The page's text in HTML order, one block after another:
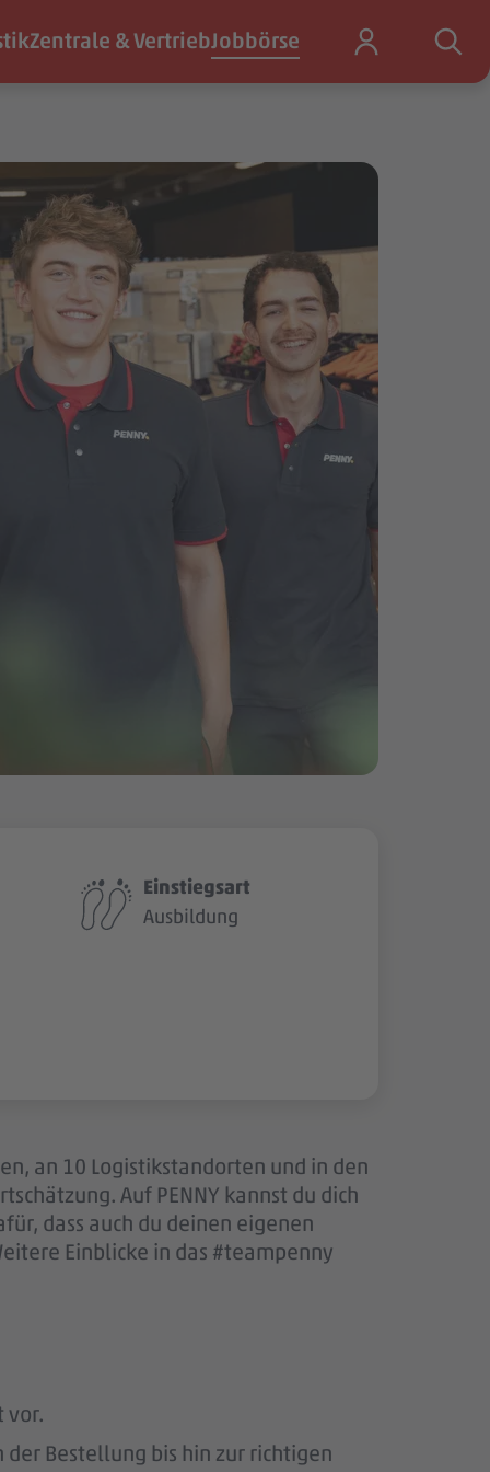
Zentrale & VertriebJobbörse
Einstiegsart
Ausbildung
an 10 Logistikstandorten und in den
Auf PENNY kannst du dich
dass auch du deinen eigenen
Einblicke in das #teampenny
vor.
Bestellung bis hin zur richtigen